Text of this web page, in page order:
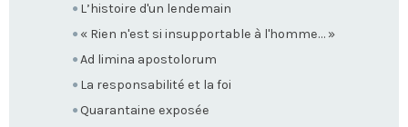
L’histoire d'un lendemain
« Rien n'est si insupportable à l'homme… »
Ad limina apostolorum
La responsabilité et la foi
Quarantaine exposée